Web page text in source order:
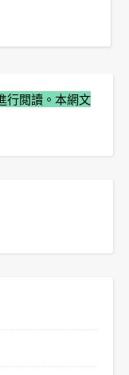
行閲讀。本網文